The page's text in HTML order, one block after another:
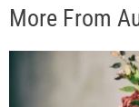
More From